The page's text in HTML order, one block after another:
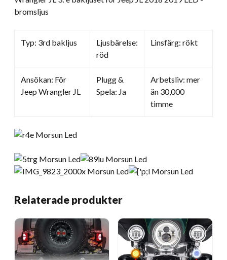
bromsljus
Typ: 3rd bakljus
Ljusbärelse:
röd
Linsfärg: rökt
Ansökan: För
Jeep Wrangler JL
Plugg &
Spela: Ja
Arbetsliv: mer
än 30,000
timme
Relaterade produkter